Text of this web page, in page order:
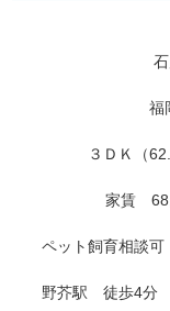
福
３ＤＫ（
家賃　
ペット飼育相談可
野芥駅　徒歩4分